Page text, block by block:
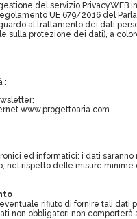
del servizio PrivacyWEB
UE 679/2016 del
al trattamento dei dati
sulla protezione dei dati), a
:
www.progettoaria.com .
ed informatici: i dati
nel rispetto delle misure
rifiuto di fornire tali dati
non obbligatori non comporterà